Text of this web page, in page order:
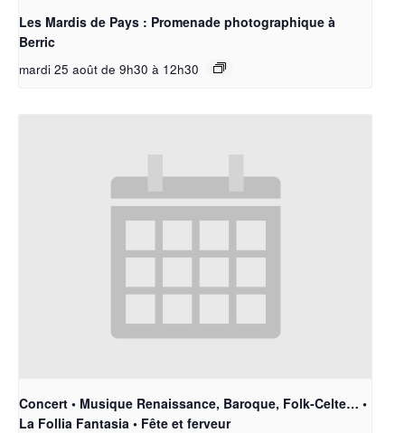
Les Mardis de Pays : Promenade photographique à
Berric
mardi 25 août de 9h30 à 12h30
Concert • Musique Renaissance, Baroque, Folk-Celte… •
La Follia Fantasia • Fête et ferveur